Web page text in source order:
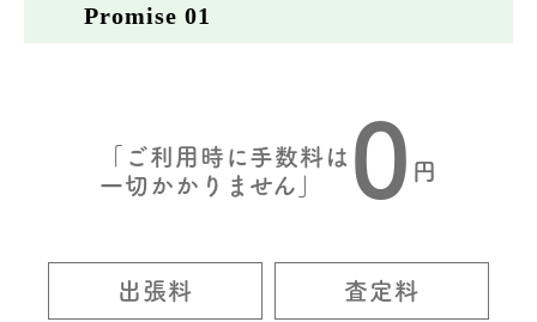
Promise 01
「ご利用時に手数料は
一切かかりません」
0 円
出張料 査定料